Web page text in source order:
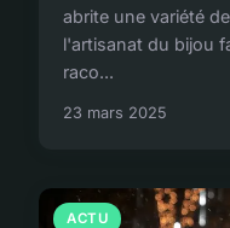
abrite une variété
l'artisanat du bijou
raco...
23 mars 2025
ACTU